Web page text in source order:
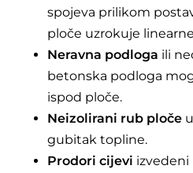
spojeva prilikom
ploče uzrokuje
Neravna podloga ili
betonska podloga
ispod ploče.
Neizolirani rub ploče
gubitak topline.
Prodori cijevi izvedeni